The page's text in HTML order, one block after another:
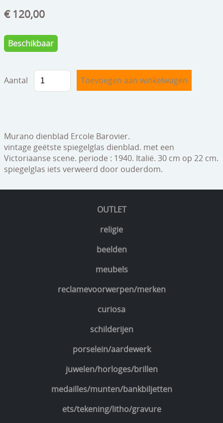
zilverwerk
klokken
tapijten
OUTLET
religie
beelden
meubels
reclamevoorwerpen/merken
curiosa
schilderijen
porselein/aardewerk
juwelen/horloges/brillen
medailles/munten/bankbiljetten
ets/tekening/litho/gravure
€ 120,00
Beschikbaar
Aantal
Murano dienblad Ercole Barovier.
vintage geëtste spiegelglas dienblad. met een
Victoriaanse scene. periode : 1940. Italië. 30 cm op 22 cm.
spiegelglas iets verweerd door ouderdom.